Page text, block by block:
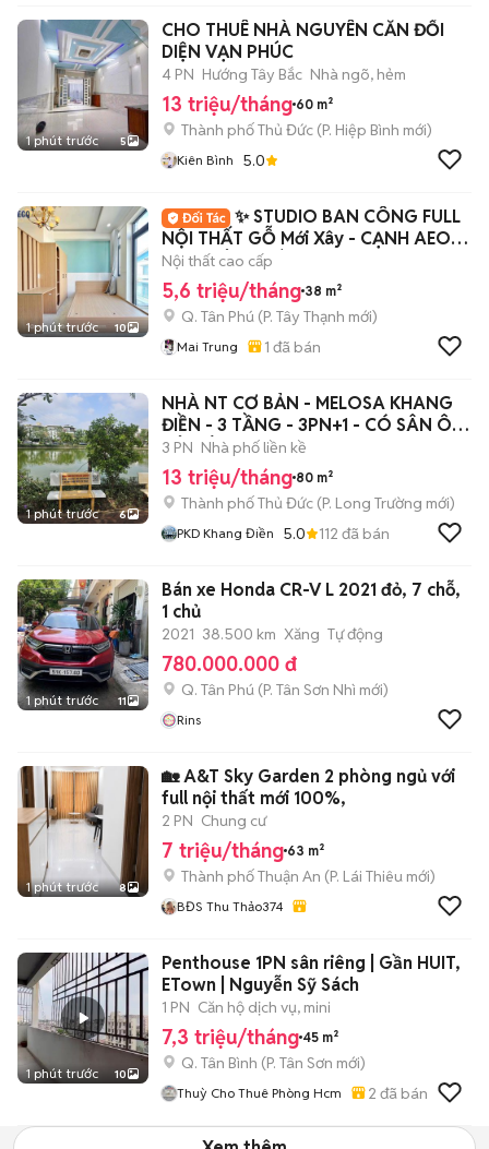
1 phút trước 5
CHO THUÊ NHÀ NGUYÊN CĂN ĐỐI
DIỆN VẠN PHÚC
4 PN Hướng Tây Bắc Nhà ngõ, hẻm
13 triệu/tháng 60 m²
Thành phố Thủ Đức (P. Hiệp Bình mới)
Kiên Bình 5.0
1 phút trước 10
✨ STUDIO BAN CÔNG FULL
NỘI THẤT GỖ Mới Xây - CẠNH AEON
MALL TÂN PHÚ ✨
Nội thất cao cấp
5,6 triệu/tháng 38 m²
Q. Tân Phú (P. Tây Thạnh mới)
Mai Trung 1 đã bán
1 phút trước 6
NHÀ NT CƠ BẢN - MELOSA KHANG
ĐIỀN - 3 TẦNG - 3PN+1 - CÓ SÂN Ô
TÔ RIÊNG
3 PN Nhà phố liền kề
13 triệu/tháng 80 m²
Thành phố Thủ Đức (P. Long Trường mới)
PKD Khang Điền 5.0 112 đã bán
1 phút trước 11
Bán xe Honda CR-V L 2021 đỏ, 7 chỗ,
1 chủ
2021 38.500 km Xăng Tự động
780.000.000 đ
Q. Tân Phú (P. Tân Sơn Nhì mới)
Rins
1 phút trước 8
🏡 A&T Sky Garden 2 phòng ngủ với
full nội thất mới 100%,
2 PN Chung cư
7 triệu/tháng 63 m²
Thành phố Thuận An (P. Lái Thiêu mới)
BĐS Thu Thảo374
1 phút trước 10
Penthouse 1PN sân riêng | Gần HUIT,
ETown | Nguyễn Sỹ Sách
1 PN Căn hộ dịch vụ, mini
7,3 triệu/tháng 45 m²
Q. Tân Bình (P. Tân Sơn mới)
Thuỳ Cho Thuê Phòng Hcm 2 đã bán